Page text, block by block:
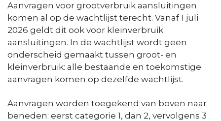
Aanvragen voor grootverbruik aansluitingen
komen al op de wachtlijst terecht. Vanaf 1 juli
2026 geldt dit ook voor kleinverbruik
aansluitingen. In de wachtlijst wordt geen
onderscheid gemaakt tussen groot- en
kleinverbruik: alle bestaande en toekomstige
aanvragen komen op dezelfde wachtlijst.
Aanvragen worden toegekend van boven naar
beneden: eerst categorie 1, dan 2, vervolgens 3